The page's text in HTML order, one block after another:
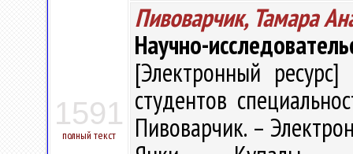
1591
полный текст
Пивоварчик, Тамара
Научно-
[Электронный
студентов
Пивоварчик. –